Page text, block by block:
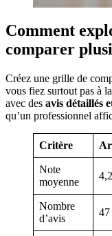
Comment
comparer
Créez une grille de
vous fiez surtout pas à
avec des avis détaillés
qu’un professionnel
Critère
Note
moyenne
Nombre
d’avis
47